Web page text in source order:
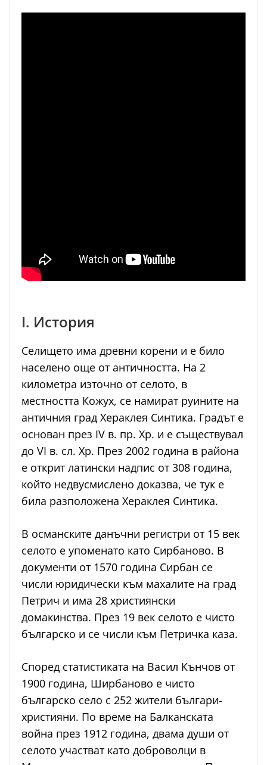
I. История
Селището има древни корени и е било
населено още от античността. На 2
километра източно от селото, в
местността Кожух, се намират руините на
античния град Хераклея Синтика. Градът е
основан през IV в. пр. Хр. и е съществувал
до VI в. сл. Хр. През 2002 година в района
е открит латински надпис от 308 година,
който недвусмислено доказва, че тук е
била разположена Хераклея Синтика.
В османските данъчни регистри от 15 век
селото е упоменато като Сирбаново. В
документи от 1570 година Сирбан се
числи юридически към махалите на град
Петрич и има 28 християнски
домакинства. През 19 век селото е чисто
българско и се числи към Петричка каза.
Според статистиката на Васил Кънчов от
1900 година, Ширбаново е чисто
българско село с 252 жители българи-
християни. По време на Балканската
война през 1912 година, двама души от
селото участват като доброволци в